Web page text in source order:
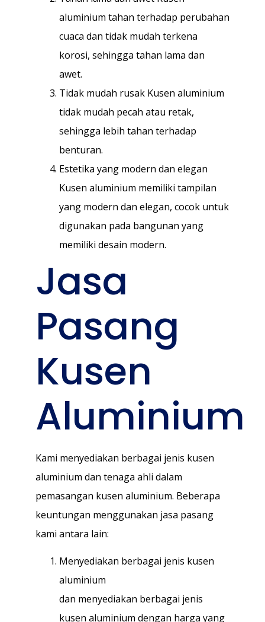
aluminium tahan terhadap perubahan
cuaca dan tidak mudah terkena
korosi, sehingga tahan lama dan
awet.
Tidak mudah rusak Kusen aluminium
tidak mudah pecah atau retak,
sehingga lebih tahan terhadap
benturan.
Estetika yang modern dan elegan
Kusen aluminium memiliki tampilan
yang modern dan elegan, cocok untuk
digunakan pada bangunan yang
memiliki desain modern.
Jasa
Pasang
Kusen
Aluminium
Kami menyediakan berbagai jenis kusen
aluminium dan tenaga ahli dalam
pemasangan kusen aluminium. Beberapa
keuntungan menggunakan jasa pasang
kami antara lain:
Menyediakan berbagai jenis kusen
aluminium
dan menyediakan berbagai jenis
kusen aluminium dengan harga yang